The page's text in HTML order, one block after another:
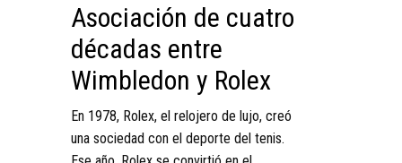
Asociación de cuatro
décadas entre
Wimbledon y Rolex
En 1978, Rolex, el relojero de lujo, creó
una sociedad con el deporte del tenis.